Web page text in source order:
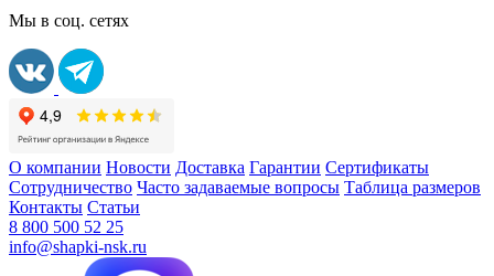
Мы в соц. сетях
О компании Новости Доставка Гарантии Сертификаты
Сотрудничество Часто задаваемые вопросы Таблица размеров
Контакты Статьи
8 800 500 52 25
info@shapki-nsk.ru